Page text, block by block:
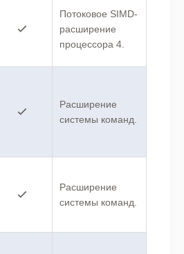
Потоковое SIMD-
расширение
процессора 4.
Расширение
системы команд.
Расширение
системы команд.